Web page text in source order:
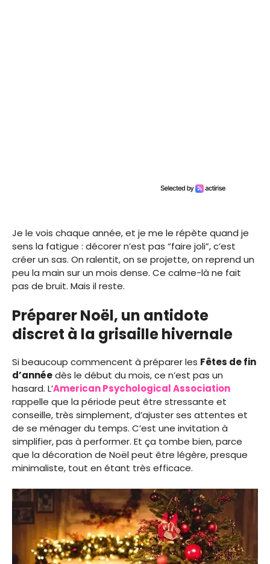
Je le vois chaque année, et je me le répète quand je
sens la fatigue : décorer n’est pas “faire joli”, c’est
créer un sas. On ralentit, on se projette, on reprend un
peu la main sur un mois dense. Ce calme-là ne fait
pas de bruit. Mais il reste.
Préparer Noël, un antidote
discret à la grisaille hivernale
Si beaucoup commencent à préparer les Fêtes de fin
d’annéedès le début du mois, ce n’est pas un
hasard. L’American Psychological Association
rappelle que la période peut être stressante et
conseille, très simplement, d’ajuster ses attentes et
de se ménager du temps. C’est une invitation à
simplifier, pas à performer. Et ça tombe bien, parce
que la décoration de Noël peut être légère, presque
minimaliste, tout en étant très efficace.